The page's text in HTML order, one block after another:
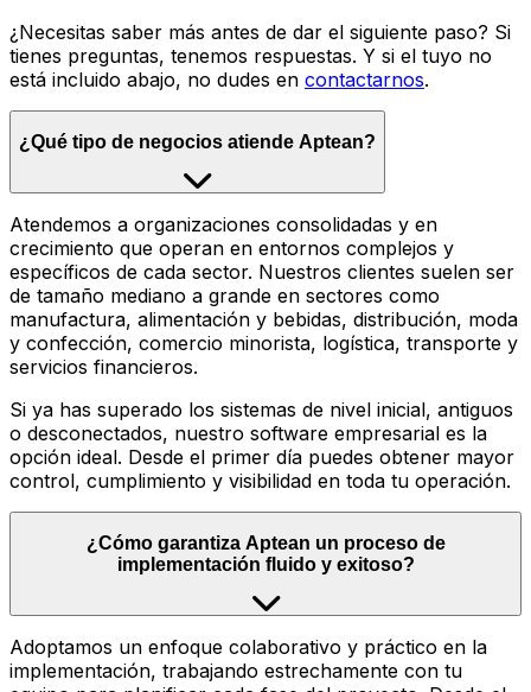
¿Necesitas saber más antes de dar el siguiente paso? Si
tienes preguntas, tenemos respuestas. Y si el tuyo no
está incluido abajo, no dudes en contactarnos.
¿Qué tipo de negocios atiende Aptean?
Atendemos a organizaciones consolidadas y en
crecimiento que operan en entornos complejos y
específicos de cada sector. Nuestros clientes suelen ser
de tamaño mediano a grande en sectores como
manufactura, alimentación y bebidas, distribución, moda
y confección, comercio minorista, logística, transporte y
servicios financieros.
Si ya has superado los sistemas de nivel inicial, antiguos
o desconectados, nuestro software empresarial es la
opción ideal. Desde el primer día puedes obtener mayor
control, cumplimiento y visibilidad en toda tu operación.
¿Cómo garantiza Aptean un proceso de
implementación fluido y exitoso?
Adoptamos un enfoque colaborativo y práctico en la
implementación, trabajando estrechamente con tu